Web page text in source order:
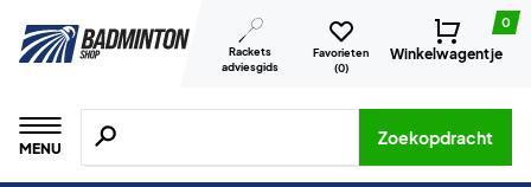
Rackets
adviesgids
Favorieten
(0)
0
Winkelwagentje
MENU
Zoeken naar producten, merken etc.
Zoekopdracht